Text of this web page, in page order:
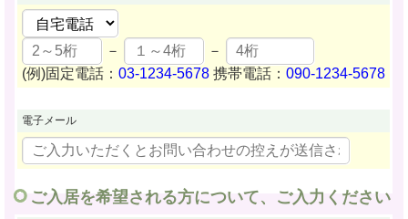
－
－
(例)固定電話：03-1234-5678 携帯電話：090-1234-5678
電子メール
ご入居を希望される方について、ご入力ください